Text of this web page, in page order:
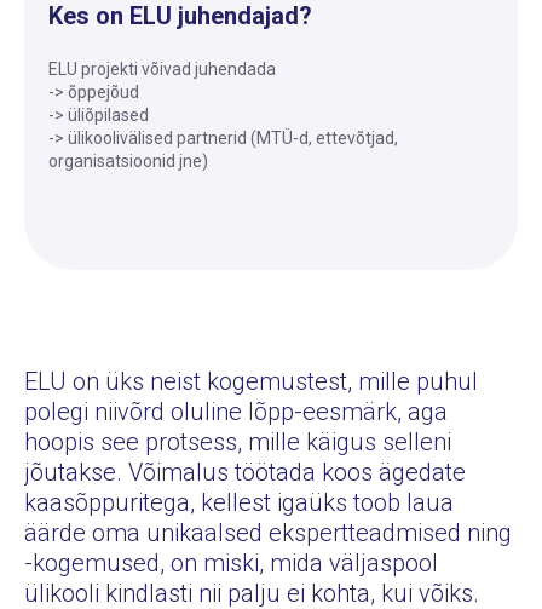
Kes on ELU juhendajad?
ELU projekti võivad juhendada
-> õppejõud
-> üliõpilased
-> ülikoolivälised partnerid (MTÜ-d, ettevõtjad,
organisatsioonid jne)
ELU on üks neist kogemustest, mille puhul
polegi niivõrd oluline lõpp-eesmärk, aga
hoopis see protsess, mille käigus selleni
jõutakse. Võimalus töötada koos ägedate
kaasõppuritega, kellest igaüks toob laua
äärde oma unikaalsed ekspertteadmised ning
-kogemused, on miski, mida väljaspool
ülikooli kindlasti nii palju ei kohta, kui võiks.